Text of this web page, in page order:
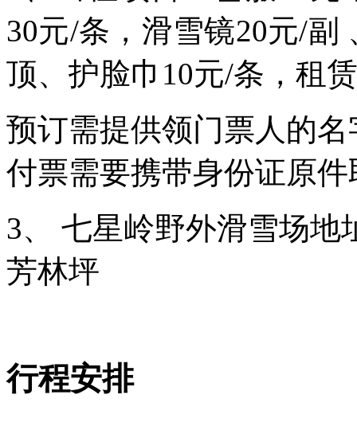
30元/条，滑雪镜20元/副
顶、护脸巾10元/条，租
预订需提供领门票人的
付票需要携带身份证原件
3、 七星岭野外滑雪场地
芳林坪
行程安排